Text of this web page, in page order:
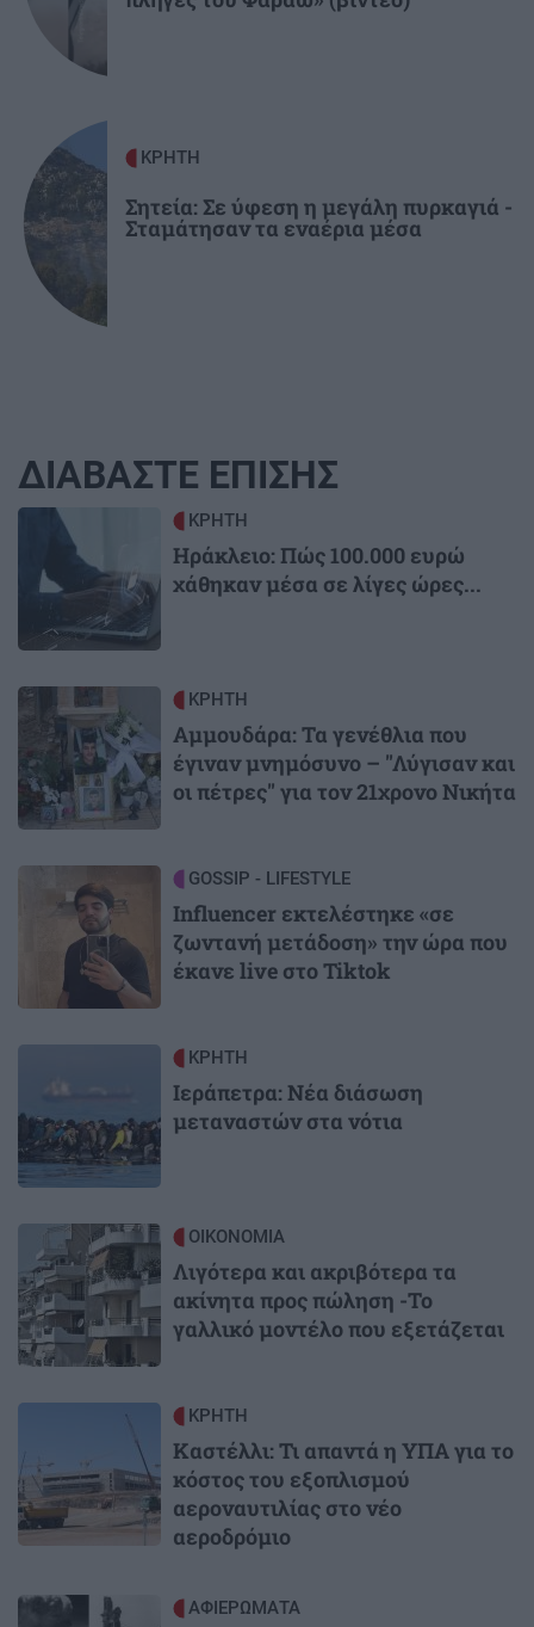
ΚΡΗΤΗ
Σητεία: Σε ύφεση η μεγάλη πυρκαγιά -
Σταμάτησαν τα εναέρια μέσα
ΔΙΑΒΑΣΤΕ ΕΠΙΣΗΣ
Image ΚΡΗΤΗ
Ηράκλειο: Πώς 100.000 ευρώ
χάθηκαν μέσα σε λίγες ώρες...
Image ΚΡΗΤΗ
Αμμουδάρα: Τα γενέθλια που
έγιναν μνημόσυνο – "Λύγισαν και
οι πέτρες" για τον 21χρονο Νικήτα
GOSSIP - LIFESTYLE
Influencer εκτελέστηκε «σε
ζωντανή μετάδοση» την ώρα που
έκανε live στο Tiktok
ΚΡΗΤΗ
Ιεράπετρα: Νέα διάσωση
μεταναστών στα νότια
Image ΟΙΚΟΝΟΜΙΑ
Λιγότερα και ακριβότερα τα
ακίνητα προς πώληση -Το
γαλλικό μοντέλο που εξετάζεται
ΚΡΗΤΗ
Καστέλλι: Τι απαντά η ΥΠΑ για το
κόστος του εξοπλισμού
αεροναυτιλίας στο νέο
αεροδρόμιο
Image ΑΦΙΕΡΩΜΑΤΑ